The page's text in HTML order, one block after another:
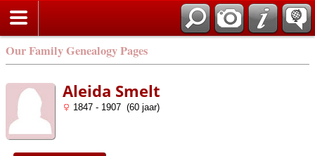
Our Family Genealogy Pages
Aleida Smelt
1847 - 1907 (60 jaar)